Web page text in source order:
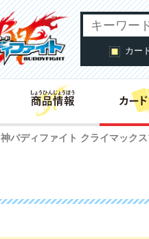
カー
神バディファイト クライマック